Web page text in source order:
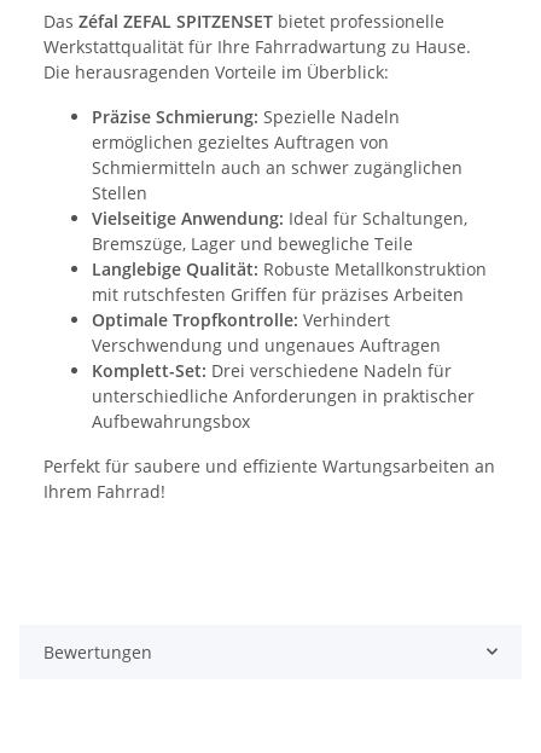
Das Zéfal ZEFAL SPITZENSET bietet professionelle
Werkstattqualität für Ihre Fahrradwartung zu Hause.
Die herausragenden Vorteile im Überblick:
Präzise Schmierung: Spezielle Nadeln
ermöglichen gezieltes Auftragen von
Schmiermitteln auch an schwer zugänglichen
Stellen
Vielseitige Anwendung: Ideal für Schaltungen,
Bremszüge, Lager und bewegliche Teile
Langlebige Qualität: Robuste Metallkonstruktion
mit rutschfesten Griffen für präzises Arbeiten
Optimale Tropfkontrolle: Verhindert
Verschwendung und ungenaues Auftragen
Komplett-Set: Drei verschiedene Nadeln für
unterschiedliche Anforderungen in praktischer
Aufbewahrungsbox
Perfekt für saubere und effiziente Wartungsarbeiten an
Ihrem Fahrrad!
Bewertungen